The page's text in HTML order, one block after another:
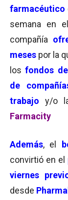
farmacéutico
semana en el
compañía
meses por la
losfondos
de
trabajo y/o
Farmacity
Además, el
convirtió en el
viernes
desde